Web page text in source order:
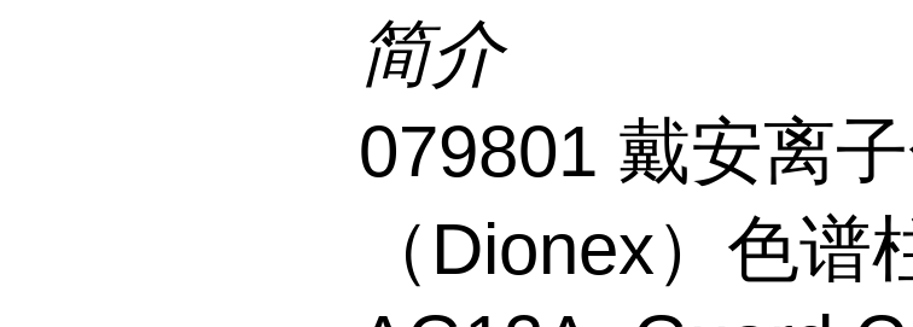
简介
079801 戴安离
（Dionex）色